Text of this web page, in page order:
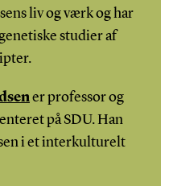
liv og værk og har
studier af
er professor og
på SDU. Han
i et interkulturelt